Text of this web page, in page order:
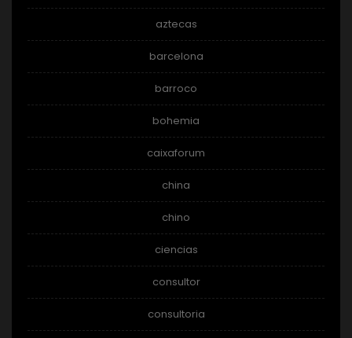
aztecas
barcelona
barroco
bohemia
caixaforum
china
chino
ciencias
consultor
consultoria